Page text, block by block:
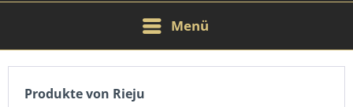
Menü
Produkte von Rieju